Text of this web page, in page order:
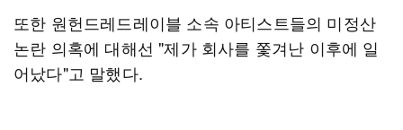
또한 원헌드레드레이블 소속 아티스트들의 미정산
논란 의혹에 대해선 "제가 회사를 쫓겨난 이후에 일
어났다"고 말했다.